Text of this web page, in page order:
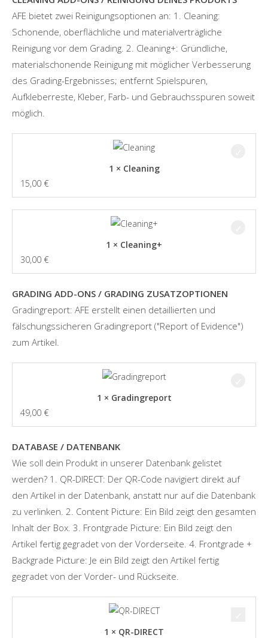
AFE bietet zwei Reinigungsoptionen an: 1. Cleaning:
Schonende, oberflächliche und materialverträgliche
Reinigung vor dem Grading. 2. Cleaning+: Gründliche,
materialschonende Reinigung mit möglicher Verbesserung
des Grading-Ergebnisses; entfernt Spielspuren,
Aufkleberreste, Kleber, Farb- und Gebrauchsspuren soweit
möglich.
1 × Cleaning
15,00 €
1 × Cleaning+
30,00 €
GRADING ADD-ONS / GRADING ZUSATZOPTIONEN
Gradingreport: AFE erstellt einen detaillierten und
fälschungssicheren Gradingreport ("Report of Evidence")
zum Artikel.
1 × Gradingreport
49,00 €
DATABASE / DATENBANK
Wie soll dein Produkt in unserer Datenbank gelistet
werden? 1. QR-DIRECT: Der QR-Code navigiert direkt auf
den Artikel in der Datenbank, anstatt nur auf die Datenbank
zu verlinken. 2. Content Picture: Ein Bild zeigt den gesamten
Inhalt der Box. 3. Frontgrade Picture: Ein Bild zeigt den
Artikel fertig gegradet von der Vorderseite. 4. Frontgrade +
Backgrade Picture: Je ein Bild zeigt den Artikel fertig
gegradet von der Vorder- und Rückseite.
1 × QR-DIRECT